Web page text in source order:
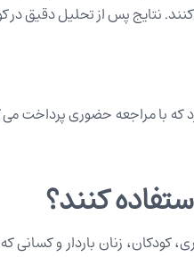
نتایج پس از تحلیل دقیق در
با مراجعه حضوری پرداخت
کنند؟
زنان باردار و کسانی